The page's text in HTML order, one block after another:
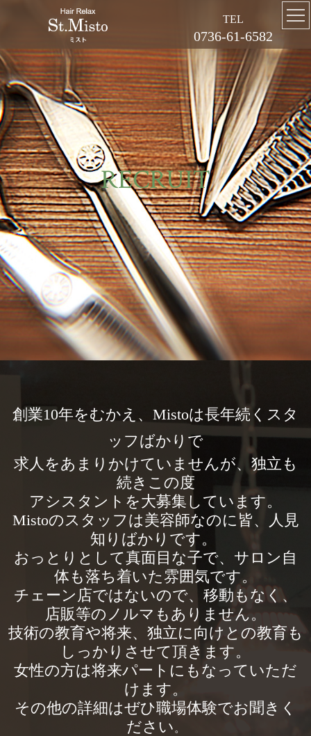
TEL
0736-61-6582
RECRUIT
創業10年をむかえ、Mistoは長年続くスタ
ッフばかりで
求人をあまりかけていませんが、独立も
続きこの度
アシスタントを大募集しています。
Mistoのスタッフは美容師なのに皆、人見
知りばかりです。
おっとりとして真面目な子で、サロン自
体も落ち着いた雰囲気です。
チェーン店ではないので、移動もなく、
店販等のノルマもありません。
技術の教育や将来、独立に向けとの教育も
しっかりさせて頂きます。
女性の方は将来パートにもなっていただ
けます。
その他の詳細はぜひ職場体験でお聞きく
ださい